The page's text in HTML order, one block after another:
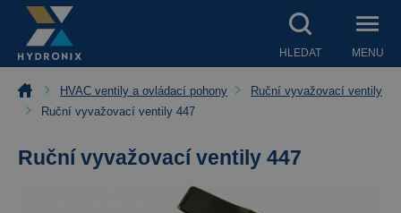
HLEDAT MENU
HVAC ventily a ovládací pohony
Ruční vyvažovací ventily
Ruční vyvažovací ventily 447
Ruční vyvažovací ventily 447